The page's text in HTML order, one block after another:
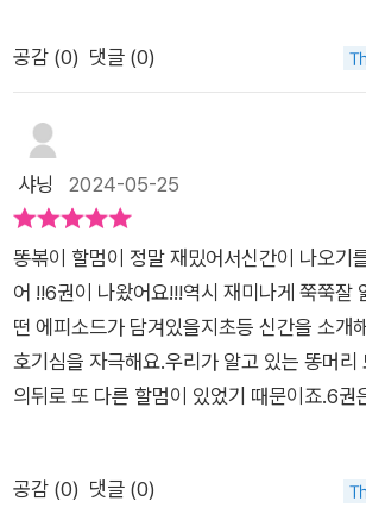
잘 받기 위해 ,좋은 대학에 가기 위해서 엄청
있다그로 인해서 스트레스도 많아지고 있는
빠져들고 있는 현실그러나 핸드폰이나 게임
나 아이 모두에게 한번 시작하면 끝내기 어려
기에 이 책을 통해서 아이들이지나친 스마트
독이나에게 미치는 영향이 어떠한지 다시금
다는 생각이 든다.어릴 적 소중하고 행복했던
순간이우리 마음 깊은 곳에 영원히 간직되어
를 지지해주고 격려해주며 살아갈 수 있는
까? 오늘 나는 우리 아이들에게 행복한 추억
남겨줄 수 있을까? 이 책은 슈크림북 출판사
기 시작한다. 아이들이 문방구에서 아기자기
떡볶이 먹을 돈이 없다고 생각한 할머니는 찾
구에서 구입한 안경 게임기를 하면서 행복해
이상한 낌새를 눈치챈 할머니는 일주일 후 미
미래에서 안경게임기에 중독되어 좀비처럼
에게 나쁜짓을 했던 천재과학자가 감옥에서
아이들을 중독시키기 위해 일반게임기보다
서 개발한 것이었다. 게다가 천재과학자 답게
어할 떡볶이 맛이나는 알약, 똥요리 벌 반사
테이프, 10초 투명망토 등을 발명해와 결국
다. 천재과학자는 왜 그렇게 아이들을 싫어
밝혀지는 천재과학자의 비밀과 두 히어로 할머니의 활약은 책에
공감 (0) 댓글 (0)
샤닝 2024-05-25
똥볶이 할멈이 정말 재밌어서신간이 나오기
어 !!6권이 나왔어요!!!​역시 재미나게 쭉쭉잘
떤 에피소드가 담겨있을지초등 신간을 소개
호기심을 자극해요.우리가 알고 있는 똥머리
의뒤로 또 다른 할멈이 있었기 때문이죠.​6권
겨봤답니다.엇!! 역시나 문방구 할망이었어
천국은 없다.​라는 문구였는데 문방구와 똥방
공감 (0) 댓글 (0)